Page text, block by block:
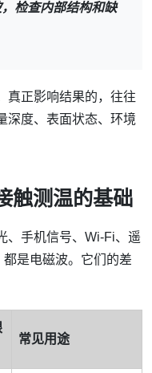
检查内部结构和缺
真正影响结果的，往往
深度、表面状态、环境
触测温的基础
、手机信号、Wi‑Fi、遥
是电磁波。它们的差
常见用途